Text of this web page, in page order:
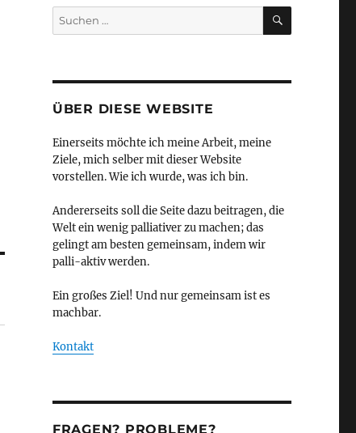
Suchen
nach:
SUCHEN
ÜBER DIESE WEBSITE
Einerseits möchte ich meine Arbeit, meine
Ziele, mich selber mit dieser Website
vorstellen. Wie ich wurde, was ich bin.
Andererseits soll die Seite dazu beitragen, die
Welt ein wenig palliativer zu machen; das
gelingt am besten gemeinsam, indem wir
palli-aktiv werden.
Ein großes Ziel! Und nur gemeinsam ist es
machbar.
Kontakt
FRAGEN? PROBLEME?